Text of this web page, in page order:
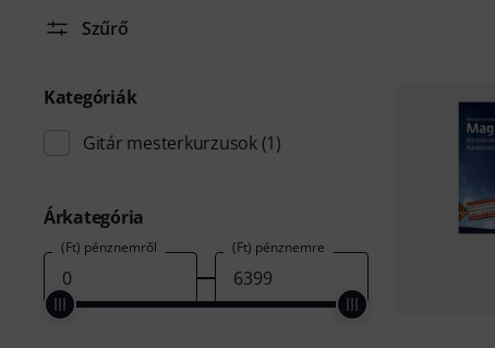
Szűrő
Kategóriák
Gitár mesterkurzusok(1)
Árkategória
(Ft) pénznemről (Ft) pénznemre